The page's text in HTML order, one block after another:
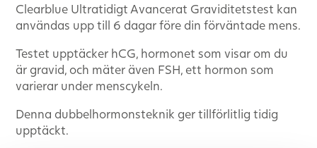
Clearblue Ultratidigt Avancerat Graviditetstest kan
användas upp till 6 dagar före din förväntade mens.
Testet upptäcker hCG, hormonet som visar om du
är gravid, och mäter även FSH, ett hormon som
varierar under menscykeln.
Denna dubbelhormonsteknik ger tillförlitlig tidig
upptäckt.